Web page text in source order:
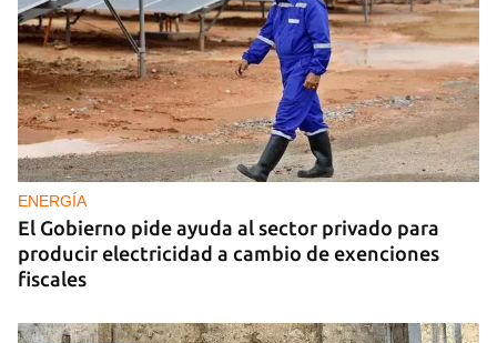
ENERGÍA
El Gobierno pide ayuda al sector privado para
producir electricidad a cambio de exenciones
fiscales